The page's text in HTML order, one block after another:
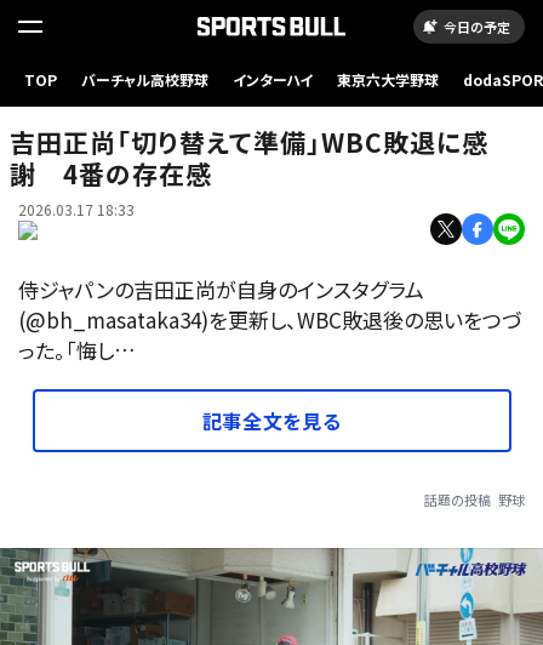
今日の予定
TOP バーチャル高校野球 インターハイ 東京六大学野球
吉田正尚「切り替えて準備」WBC敗退に感
謝 4番の存在感
2026.03.17 18:33
侍ジャパンの吉田正尚が自身のインスタグラム
(@bh_masataka34)を更新し、WBC敗退後の思いをつづ
った。「悔し…
記事全文を見る
話題の投稿 野球